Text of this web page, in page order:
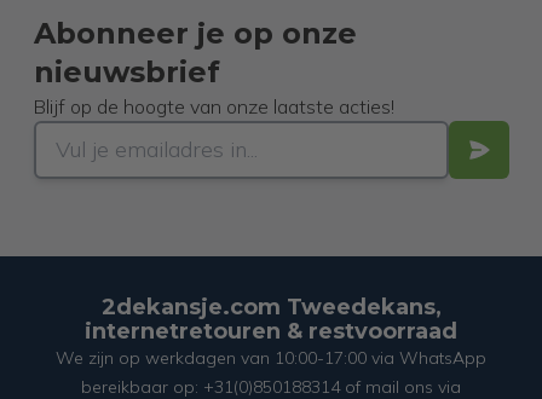
Abonneer je op onze
nieuwsbrief
Blijf op de hoogte van onze laatste acties!
2dekansje.com Tweedekans,
internetretouren & restvoorraad
We zijn op werkdagen van 10:00-17:00 via WhatsApp
bereikbaar op: +31(0)850188314 of mail ons via